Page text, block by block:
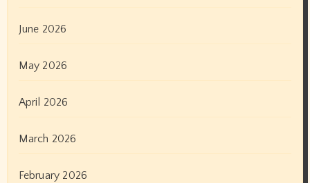
June 2026
May 2026
April 2026
March 2026
February 2026